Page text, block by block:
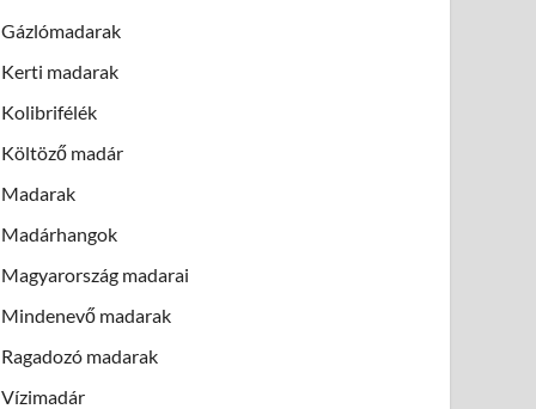
Gázlómadarak
Kerti madarak
Kolibrifélék
Költöző madár
Madarak
Madárhangok
Magyarország madarai
Mindenevő madarak
Ragadozó madarak
Vízimadár